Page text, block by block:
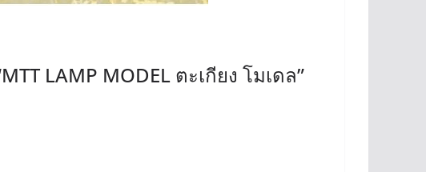
LAMP MODEL ตะเกียง โมเดล”